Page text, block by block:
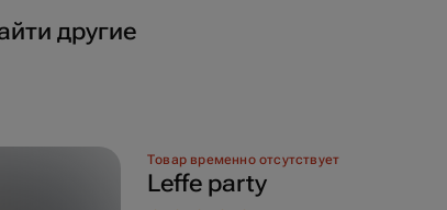
другие
Товар временно отсутствует
Leffe party